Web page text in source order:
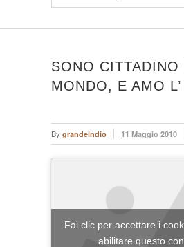
SONO CITTADINO
MONDO, E AMO
By grandeindio 11 Maggio 2010
Fai clic per accettare i
abilitare questo